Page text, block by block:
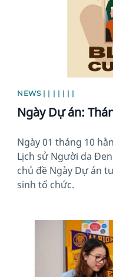
NEWS | | | | | | |
Ngày Dự án:
Ngày 01 tháng 10
Lịch sử Người da
chủ đề Ngày Dự án
sinh tổ chức.